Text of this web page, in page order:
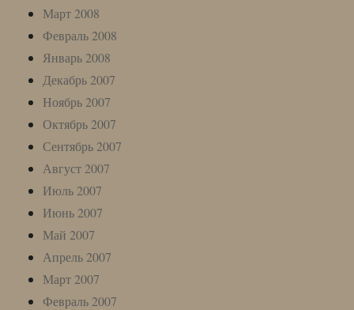
Март 2008
Февраль 2008
Январь 2008
Декабрь 2007
Ноябрь 2007
Октябрь 2007
Сентябрь 2007
Август 2007
Июль 2007
Июнь 2007
Май 2007
Апрель 2007
Март 2007
Февраль 2007